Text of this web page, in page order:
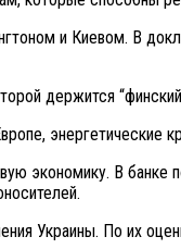
и Киевом. В
держится
экономику. В
Украины. По их